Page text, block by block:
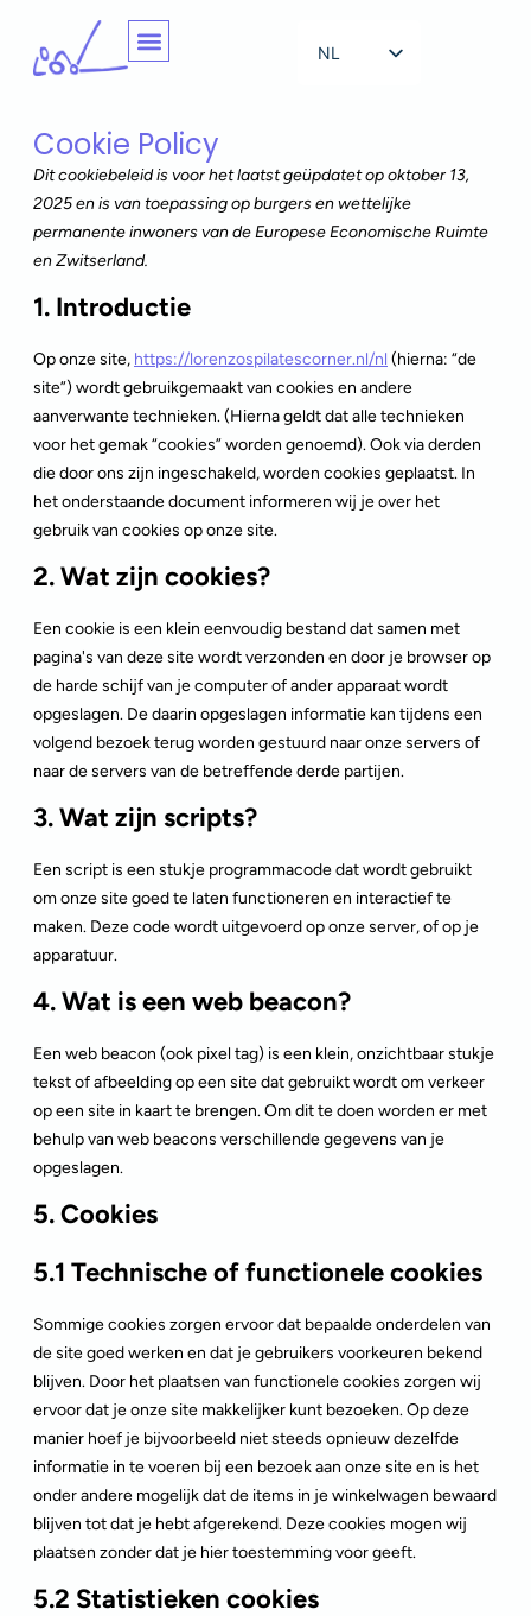
NL
Cookie Policy
Dit cookiebeleid is voor het laatst geüpdatet op oktober 13,
2025 en is van toepassing op burgers en wettelijke
permanente inwoners van de Europese Economische Ruimte
en Zwitserland.
1. Introductie
Op onze site, https://lorenzospilatescorner.nl/nl (hierna: “de
site”) wordt gebruikgemaakt van cookies en andere
aanverwante technieken. (Hierna geldt dat alle technieken
voor het gemak “cookies” worden genoemd). Ook via derden
die door ons zijn ingeschakeld, worden cookies geplaatst. In
het onderstaande document informeren wij je over het
gebruik van cookies op onze site.
2. Wat zijn cookies?
Een cookie is een klein eenvoudig bestand dat samen met
pagina's van deze site wordt verzonden en door je browser op
de harde schijf van je computer of ander apparaat wordt
opgeslagen. De daarin opgeslagen informatie kan tijdens een
volgend bezoek terug worden gestuurd naar onze servers of
naar de servers van de betreffende derde partijen.
3. Wat zijn scripts?
Een script is een stukje programmacode dat wordt gebruikt
om onze site goed te laten functioneren en interactief te
maken. Deze code wordt uitgevoerd op onze server, of op je
apparatuur.
4. Wat is een web beacon?
Een web beacon (ook pixel tag) is een klein, onzichtbaar stukje
tekst of afbeelding op een site dat gebruikt wordt om verkeer
op een site in kaart te brengen. Om dit te doen worden er met
behulp van web beacons verschillende gegevens van je
opgeslagen.
5. Cookies
5.1 Technische of functionele cookies
Sommige cookies zorgen ervoor dat bepaalde onderdelen van
de site goed werken en dat je gebruikers voorkeuren bekend
blijven. Door het plaatsen van functionele cookies zorgen wij
ervoor dat je onze site makkelijker kunt bezoeken. Op deze
manier hoef je bijvoorbeeld niet steeds opnieuw dezelfde
informatie in te voeren bij een bezoek aan onze site en is het
onder andere mogelijk dat de items in je winkelwagen bewaard
blijven tot dat je hebt afgerekend. Deze cookies mogen wij
plaatsen zonder dat je hier toestemming voor geeft.
5.2 Statistieken cookies